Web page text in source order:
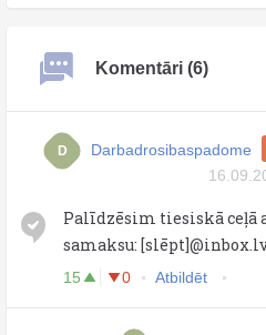
Komentāri (6)
D Darbadrosibaspadome
Palīdzēsim tiesiskā ceļā
samaksu:
15 0 Atbildēt